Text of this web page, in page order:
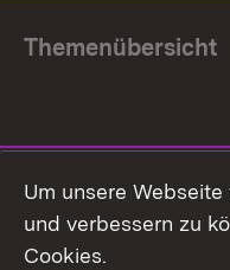
Themenübersicht
Facebook
Um unsere
und verbessern zu
Cookies.